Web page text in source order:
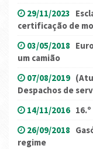
29/11/2023
certificação de
03/05/2018
um camião
07/08/2019
Despachos de
14/11/2016
26/09/2018
regime